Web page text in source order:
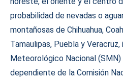
probabilidad de nevadas o
montañosas de Chihuahua,
Tamaulipas, Puebla y
Meteorológico Nacional (SMN)
dependiente de la Comisión